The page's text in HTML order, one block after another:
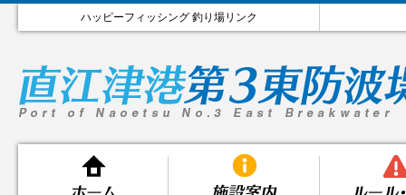
ハッピーフィッシング 釣り場リンク